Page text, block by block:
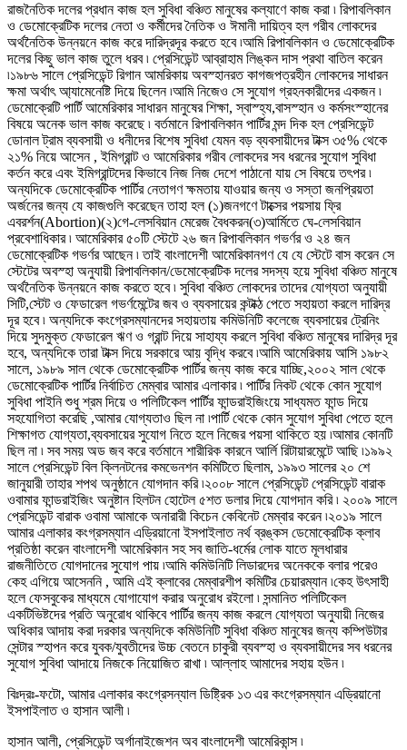
রাজনৈতিক দলের প্রধান কাজ হল সুবিধা বঞ্চিত মানুষের কল্যাণে কাজ করা ৷ রিপাবলিকান
ও ডেমোক্রেটিক দলের নেতা ও কর্মীদের নৈতিক ও ঈমানী দায়িত্ব হল গরীব লোকদের
অর্থনৈতিক উন্নয়নে কাজ করে দারিদ্রদূর করতে হবে ৷আমি রিপাবলিকান ও ডেমোক্রেটিক
দলের কিছু ভাল কাজ তুলে ধরব ৷ প্রেসিডেন্ট আব্রাহাম লিঙ্কন দাস প্রথা বাতিল করেন
৷১৯৮৬ সালে প্রেসিডেন্ট রিগান আমরিকায় অবস্হানরত কাগজপত্রহীন লোকদের সাধারন
ক্ষমা অর্থাৎ আ্যামেনেষ্টি দিয়ে ছিলেন ৷আমি নিজেও সে সুযোগ গ্রহনকারীদের একজন ৷
ডেমোক্রেটি পার্টি আমেরিকার সাধারন মানুষের শিক্ষা, স্বাস্হ্য,বাসস্হান ও কর্মসংস্হানের
বিষয়ে অনেক ভাল কাজ করেছে ৷ বর্তমানে রিপাবলিকান পার্টির মন্দ দিক হল প্রেসিডেন্ট
ডোনাল ট্রাম ব্যবসায়ী ও ধনীদের বিশেষ সুবিধা যেমন বড় ব্যবসায়ীদের টাক্স ৩৫% থেকে
২১% নিয়ে আসেন , ইমিগ্রান্ট ও আমেরিকার গরীব লোকদের সব ধরনের সুযোগ সুবিধা
কর্তন করে এবং ইমিগ্রান্টদের কিভাবে নিজ নিজ দেশে পাঠানো যায় সে বিষয়ে তৎপর ৷
অন্যদিকে ডেমোক্রেটিক পার্টির নেতাগণ ক্ষমতায় যাওয়ার জন্য ও সস্তা জনপ্রিয়তা
অর্জনের জন্য যে কাজগুলি করেছেন তাহা হল (১)জনগণে টাক্সের পয়সায় ফ্রি
এবরর্শন(Abortion)(২)গে-লেসবিয়ান মেরেজ বৈধকরন(৩)আর্মিতে ঘে-লেসবিয়ান
প্রবেশাধিকার ৷ আমেরিকার ৫০টি স্টেটে ২৬ জন রিপাবলিকান গভর্ণর ও ২৪ জন
ডেমোক্রেটিক গভর্ণর আছেন ৷ তাই বাংলাদেশী আমেরিকানগণ যে যে স্টেটে বাস করেন সে
স্টেটের অবস্হা অনুযায়ী রিপাবলিকান/ডেমোক্রেটিক দলের সদস্য হয়ে সুবিধা বঞ্চিত মানুষে
অর্থনৈতিক উন্নয়নে কাজ করতে হবে ৷ সুবিধা বঞ্চিত লোকদের তাদের যোগ্যতা অনুযায়ী
সিটি,স্টেট ও ফেডারেল গভর্ণমেন্টের জব ও ব্যবসায়ের কন্টাক্ঠ পেতে সহায়তা করলে দারিদ্র
দূর হবে ৷ অন্যদিকে কংগ্রেসম্যানদের সহায়তায় কমিউনিটি কলেজে ব্যবসায়ের ট্রেনিং
দিয়ে সুদমুক্ত ফেডারেল ঋণ ও গ্রান্ট দিয়ে সাহায্য করলে সুবিধা বঞ্চিত মানুষের দারিদ্র দূর
হবে, অন্যদিকে তারা টাক্স দিয়ে সরকারে আয় বৃদ্ধি করবে ৷আমি আমেরিকায় আসি ১৯৮২
সালে, ১৯৮৯ সাল থেকে ডেমোক্রেটিক পার্টির জন্য কাজ করে যাচ্ছি,২০০২ সাল থেকে
ডেমোক্রেটিক পার্টির নির্বাচিত মেম্বার আমার এলাকার ৷ পার্টির নিকট থেকে কোন সুযোগ
সুবিধা পাইনি শুধু শ্রম দিয়ে ও পলিটিকেল পার্টির ফান্ডরাইজিংয়ে সাধ্যমত ফান্ড দিয়ে
সহযোগিতা করেছি ,আমার যোগ্যতাও ছিল না ৷পার্টি থেকে কোন সুযোগ সুবিধা পেতে হলে
শিক্ষাগত যোগ্যতা,ব্যবসায়ের সুযোগ নিতে হলে নিজের পয়সা থাকিতে হয় ৷আমার কোনটি
ছিল না ৷ সব সময় অড জব করে বর্তমানে শারীরিক কারনে আর্লি রিটায়ারমেন্টে আছি ৷১৯৯২
সালে প্রেসিডেন্ট বিল ক্লিনটনের কমভেনশন কমিটিতে ছিলাম, ১৯৯৩ সালের ২০ শে
জানুয়ারী তাহার শপথ অনুষ্ঠানে যোগদান করি ৷২০০৮ সালে প্রেসিডেন্ট প্রেসিডেন্ট বারাক
ওবামার ফান্ডরাইজিং অনুষ্টান হিলটন হোটেল ৫শত ডলার দিয়ে যোগদান করি ৷ ২০০৯ সালে
প্রেসিডেন্ট বারাক ওবামা আমাকে অনারারী কিচেন কেবিনেট মেম্বার করেন ৷২০১৯ সালে
আমার এলাকার কংগ্রসম্যান এড্রিয়ানো ইসপাইলাত নর্থ ব্রঙ্কস ডেমোক্রেটিক ক্লাব
প্রতিষ্ঠা করেন বাংলাদেশী আমেরিকান সহ সব জাতি-ধর্মের লোক যাতে মূলধারার
রাজনীতিতে যোগদানের সুযোগ পায় ৷আমি কমিউনিটি লিডারদের অনেককে বলার পরেও
কেহ এগিয়ে আসেননি , আমি এই ক্লাবের মেম্বারশীপ কমিটির চেয়ারম্যান ৷কেহ উৎসাহী
হলে ফেসবুকের মাধ্যমে যোগাযোগ করার অনুরোধ রইলো ৷ সন্মানিত পলিটিকেল
একটিভিষ্টদের প্রতি অনুরোধ থাকিবে পার্টির জন্য কাজ করলে যোগ্যতা অনুযায়ী নিজের
অধিকার আদায় করা দরকার অন্যদিকে কমিউনিটি সুবিধা বঞ্চিত মানুষের জন্য কম্পিউটার
সেন্টার স্হাপন করে যুবক/যুবতীদের উচ্চ বেতনে চাকুরী ব্যবস্হা ও ব্যবসায়ীদের সব ধরনের
সুযোগ সুবিধা আদায়ে নিজকে নিয়োজিত রাখা ৷ আল্লাহ আমাদের সহায় হউন ৷
বিঃদ্রঃ-ফটো, আমার এলাকার কংগ্রেসন্যাল ডিষ্ট্রিক ১৩ এর কংগ্রেসম্যান এড্রিয়ানো
ইসপাইলাত ও হাসান আলী ৷
হাসান আলী, প্রেসিডেন্ট অর্গানাইজেশন অব বাংলাদেশী আমেরিকান্স ৷